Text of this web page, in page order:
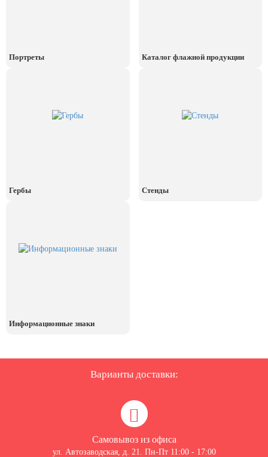
Портреты Каталог флажной продукции
Гербы Стенды
Информационные знаки
Варианты доставки:
Самовывоз из офиса
ул. Автозаводская, д. 21. Пн-Пт 11:00 - 17:00